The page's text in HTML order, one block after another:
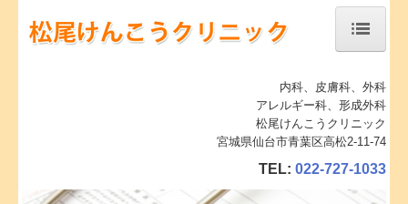
内科、皮膚科、外科
アレルギー科、形成外科
松尾けんこうクリニック
宮城県仙台市青葉区高松2-11-74
TEL: 022-727-1033